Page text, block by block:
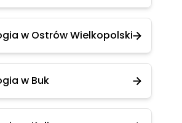
w Ostrów Wielkopolski
w Buk